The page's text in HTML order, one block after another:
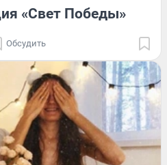
«Свет Победы»
Обсудить